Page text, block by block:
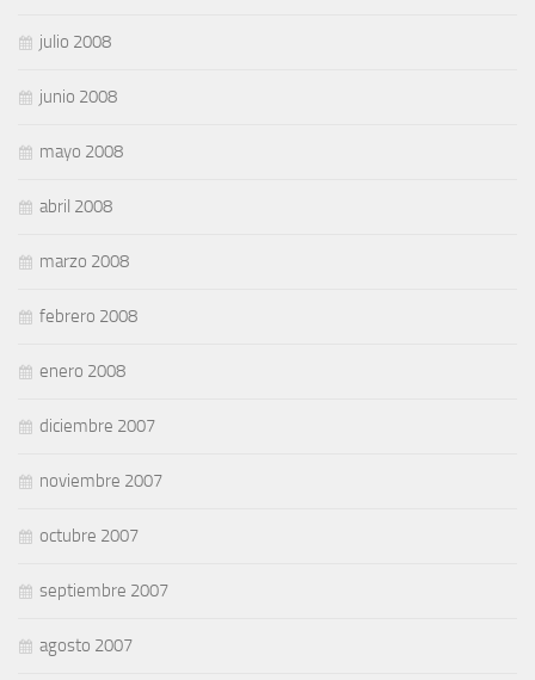
julio 2008
junio 2008
mayo 2008
abril 2008
marzo 2008
febrero 2008
enero 2008
diciembre 2007
noviembre 2007
octubre 2007
septiembre 2007
agosto 2007